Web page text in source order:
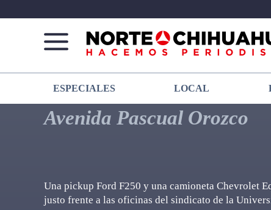
Norte
De
Chihuahua
Más
que
noticias,
hacemos periodismo
ESPECIALES LOCAL
Avenida Pascual Orozco
Una pickup Ford F250 y una camioneta Chevrolet
justo frente a las oficinas del sindicato de la